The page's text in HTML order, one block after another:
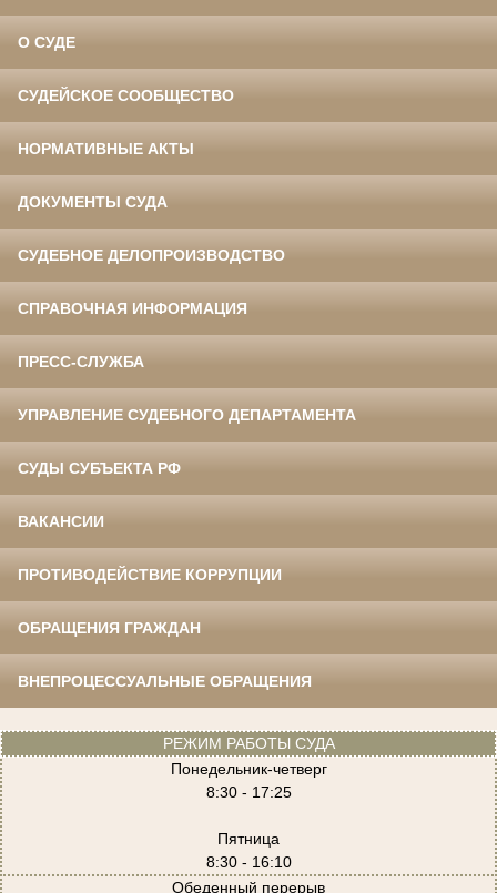
О СУДЕ
СУДЕЙСКОЕ СООБЩЕСТВО
НОРМАТИВНЫЕ АКТЫ
ДОКУМЕНТЫ СУДА
СУДЕБНОЕ ДЕЛОПРОИЗВОДСТВО
СПРАВОЧНАЯ ИНФОРМАЦИЯ
ПРЕСС-СЛУЖБА
УПРАВЛЕНИЕ СУДЕБНОГО ДЕПАРТАМЕНТА
СУДЫ СУБЪЕКТА РФ
ВАКАНСИИ
ПРОТИВОДЕЙСТВИЕ КОРРУПЦИИ
ОБРАЩЕНИЯ ГРАЖДАН
ВНЕПРОЦЕССУАЛЬНЫЕ ОБРАЩЕНИЯ
РЕЖИМ РАБОТЫ СУДА
Понедельник-четверг
8:30 - 17:25
Пятница
8:30 - 16:10
Обеденный перерыв